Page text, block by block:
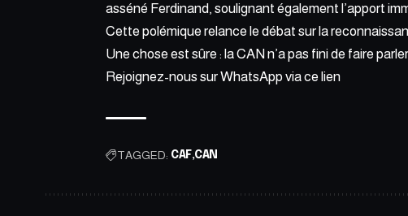
asséné Ferdinand, soulignant également l’apport
Cette polémique relance le débat sur la
Une chose est sûre : la CAN n’a pas fini de faire
Rejoignez-nous sur WhatsApp via ce lien
TAGGED: CAF CAN